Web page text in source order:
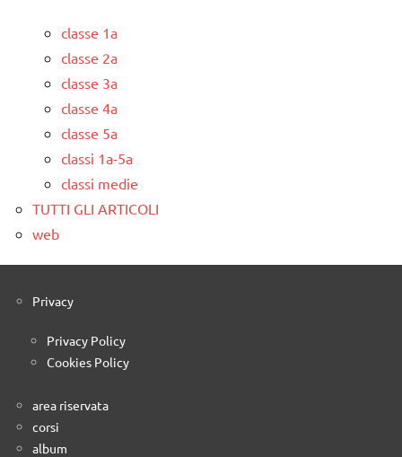
classe 1a
classe 2a
classe 3a
classe 4a
classe 5a
classi 1a-5a
classi medie
TUTTI GLI ARTICOLI
web
Privacy
Privacy Policy
Cookies Policy
area riservata
corsi
album